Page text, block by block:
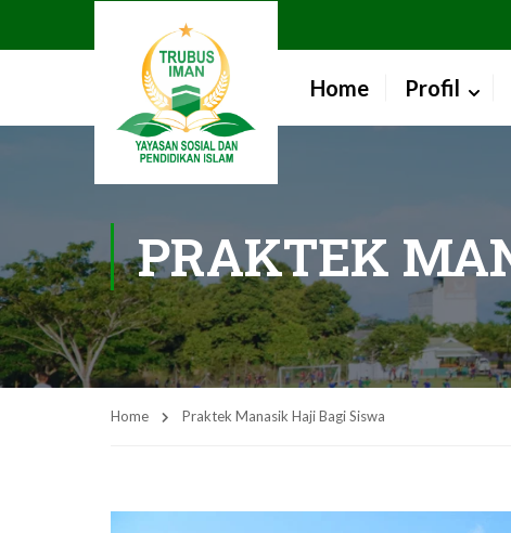
Home Profil
PRAKTEK
Home Praktek Manasik Haji Bagi Siswa